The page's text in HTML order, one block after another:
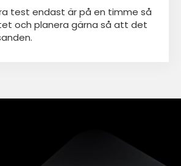
test endast är på en timme så
och planera gärna så att det